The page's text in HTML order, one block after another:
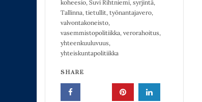
koheesio, Suvi Rihtniemi, syrjintä,
Tallinna, tietullit, työnantajavero,
valvontakoneisto,
vasemmistopolitiikka, verorahoitus,
yhteenkuuluvuus,
yhteiskuntapolitiikka
SHARE